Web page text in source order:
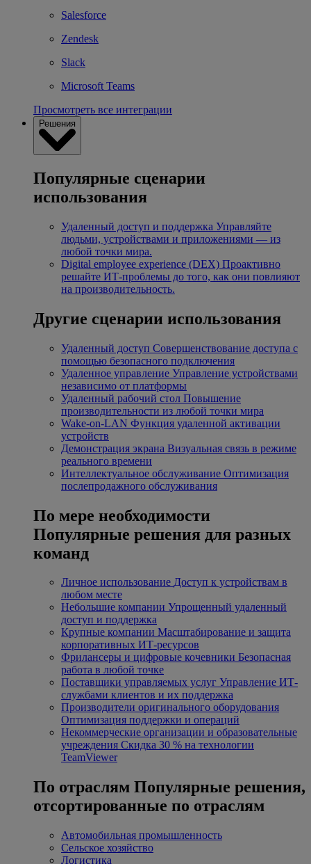
Salesforce
Zendesk
Slack
Microsoft Teams
Просмотреть все интеграции
Решения
Популярные сценарии
использования
Удаленный доступ и поддержка Управляйте
людьми, устройствами и приложениями — из
любой точки мира.
Digital employee experience (DEX) Проактивно
решайте ИТ-проблемы до того, как они повлияют
на производительность.
Другие сценарии использования
Удаленный доступ Совершенствование доступа с
помощью безопасного подключения
Удаленное управление Управление устройствами
независимо от платформы
Удаленный рабочий стол Повышение
производительности из любой точки мира
Wake-on-LAN Функция удаленной активации
устройств
Демонстрация экрана Визуальная связь в режиме
реального времени
Интеллектуальное обслуживание Оптимизация
послепродажного обслуживания
По мере необходимости
Популярные решения для разных
команд
Личное использование Доступ к устройствам в
любом месте
Небольшие компании Упрощенный удаленный
доступ и поддержка
Крупные компании Масштабирование и защита
корпоративных ИТ-ресурсов
Фрилансеры и цифровые кочевники Безопасная
работа в любой точке
Поставщики управляемых услуг Управление ИТ-
службами клиентов и их поддержка
Производители оригинального оборудования
Оптимизация поддержки и операций
Некоммерческие организации и образовательные
учреждения Скидка 30 % на технологии
TeamViewer
По отраслям Популярные решения,
отсортированные по отраслям
Автомобильная промышленность
Сельское хозяйство
Логистика